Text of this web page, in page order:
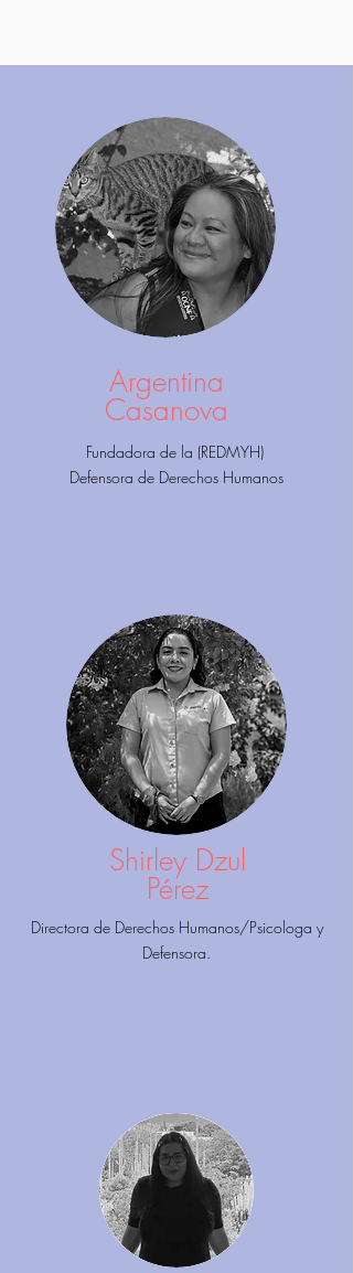
Argentina
Casanova
Fundadora de la (REDMYH)
Defensora de Derechos Humanos
Shirley Dzul
Pérez
Directora de Derechos Humanos/Psicologa y
Defensora.